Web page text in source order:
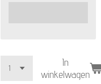
In
winkelwagen